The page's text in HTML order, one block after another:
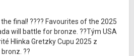
final! ???? Favourites of the 2025
will battle for bronze. ??Tým USA
Hlinka Gretzky Cupu 2025 z
??